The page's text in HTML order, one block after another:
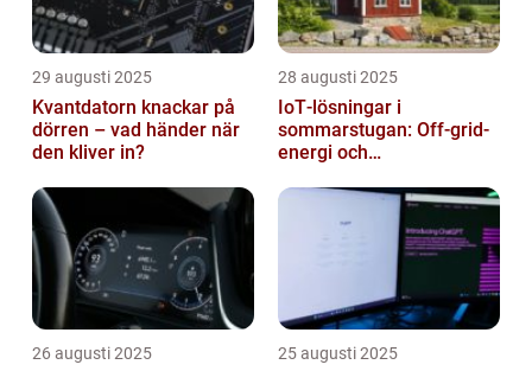
29 augusti 2025
Kvantdatorn knackar på
dörren – vad händer när
den kliver in?
28 augusti 2025
IoT‑lösningar i
sommarstugan: Off‑grid-
energi och
26 augusti 2025 25 augusti 2025